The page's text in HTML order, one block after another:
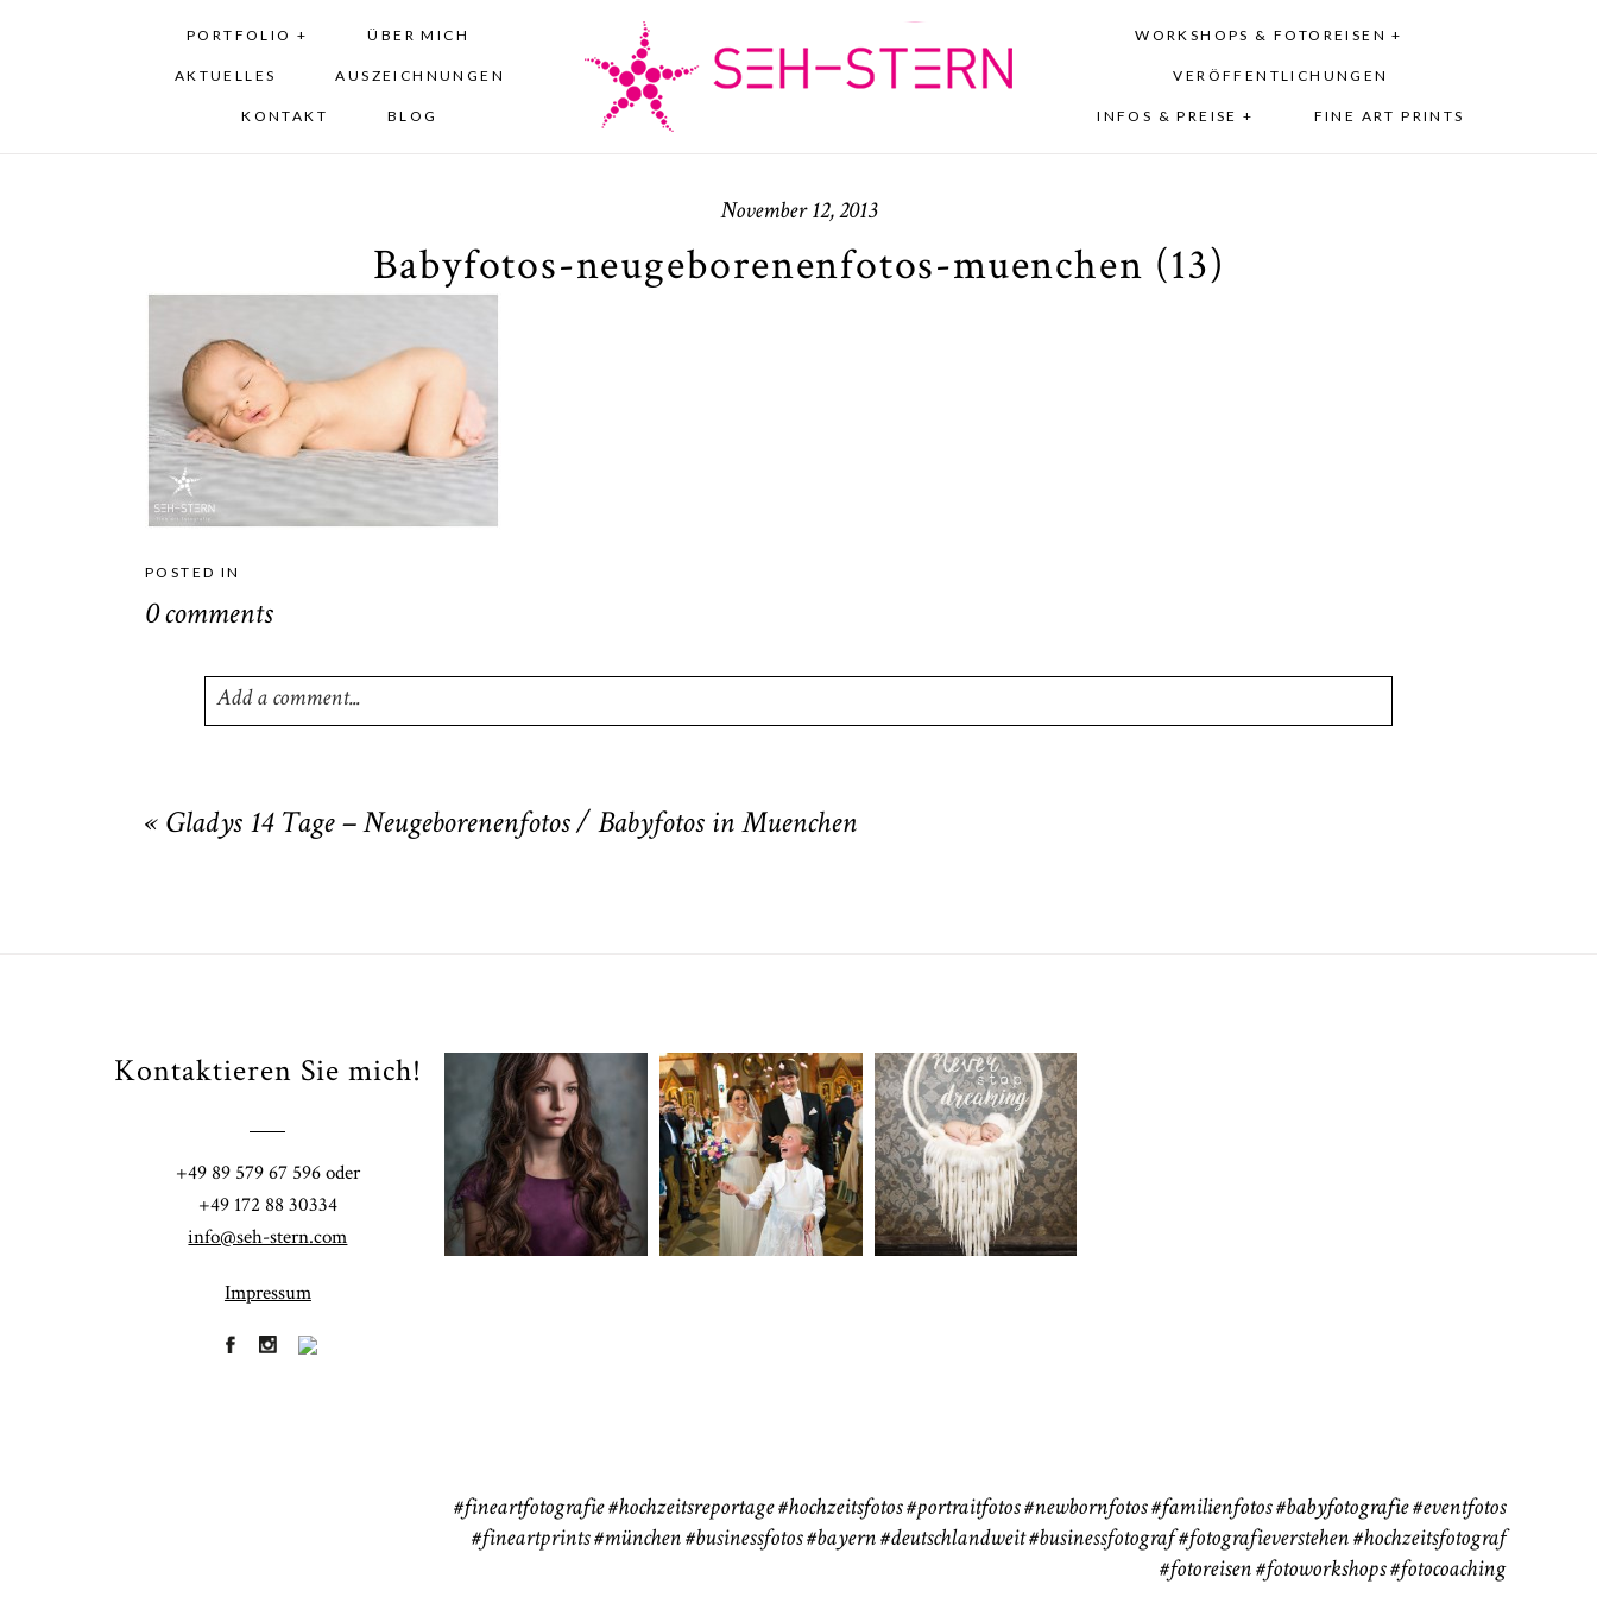
PORTFOLIO + ÜBER MICH
AKTUELLES AUSZEICHNUNGEN
KONTAKT BLOG
WORKSHOPS & FOTOREISEN +
VERÖFFENTLICHUNGEN
INFOS & PREISE + FINE ART PRINTS
November 12, 2013
Babyfotos-neugeborenenfotos-muenchen (13)
POSTED IN
0 comments
Add a comment...
« Gladys 14 Tage – Neugeborenenfotos / Babyfotos in Muenchen
Kontaktieren Sie mich!
+49 89 579 67 596 oder
+49 172 88 30334
info@seh-stern.com
Impressum
Fineart
41
Hochzeit
183
Baby/Newborn
72
#fineartfotografie #hochzeitsreportage #hochzeitsfotos #portraitfotos #newbornfotos #familienfotos #babyfotografie #eventfotos
#fineartprints#münchen#businessfotos#bayern #deutschlandweit #businessfotograf#fotografieverstehen #hochzeitsfotograf
#fotoreisen #fotoworkshops #fotocoaching